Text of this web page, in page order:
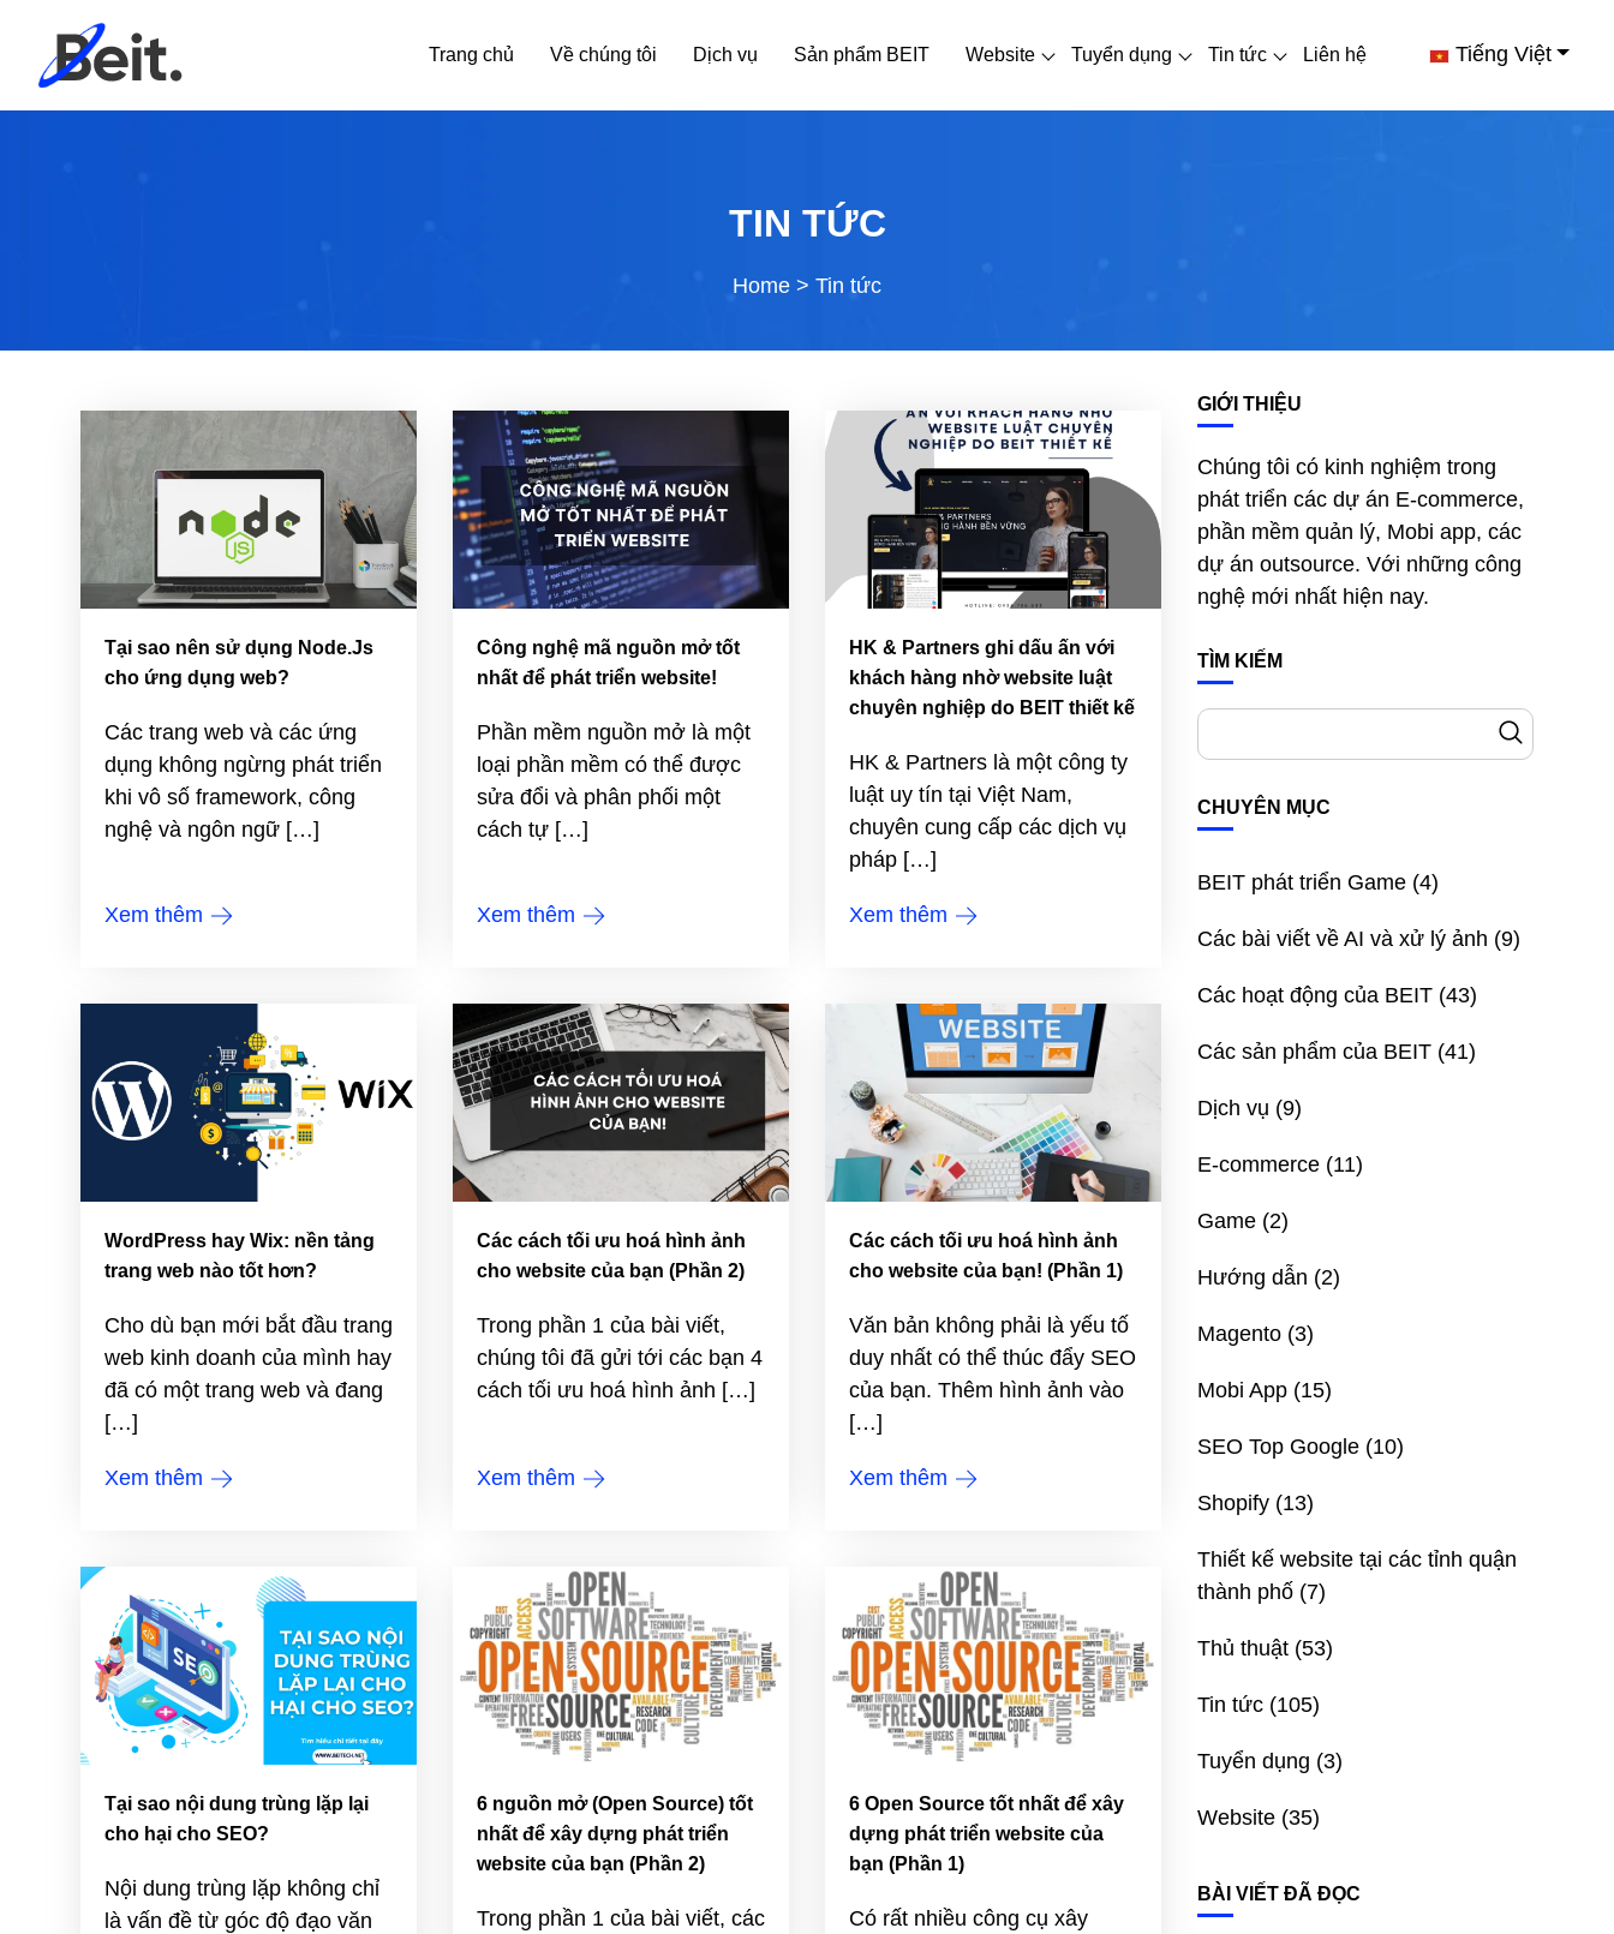
Trang chủ Về chúng tôi Dịch vụ Sản phẩm BEIT Website Tuyển dụng Tin tức Liên hệ Tiếng Việt
Home > Tin tức
TIN TỨC
Tại sao nên sử dụng Node.Js
cho ứng dụng web?
Các trang web và các ứng
dụng không ngừng phát triển
khi vô số framework, công
nghệ và ngôn ngữ […]
Xem thêm
Công nghệ mã nguồn mở tốt
nhất để phát triển website!
Phần mềm nguồn mở là một
loại phần mềm có thể được
sửa đổi và phân phối một
cách tự […]
Xem thêm
HK & Partners ghi dấu ấn với
khách hàng nhờ website luật
chuyên nghiệp do BEIT thiết kế
HK & Partners là một công ty
luật uy tín tại Việt Nam,
chuyên cung cấp các dịch vụ
pháp […]
Xem thêm
WordPress hay Wix: nền tảng
trang web nào tốt hơn?
Cho dù bạn mới bắt đầu trang
web kinh doanh của mình hay
đã có một trang web và đang
[…]
Xem thêm
Các cách tối ưu hoá hình ảnh
cho website của bạn (Phần 2)
Trong phần 1 của bài viết,
chúng tôi đã gửi tới các bạn 4
cách tối ưu hoá hình ảnh […]
Xem thêm
Các cách tối ưu hoá hình ảnh
cho website của bạn! (Phần 1)
Văn bản không phải là yếu tố
duy nhất có thể thúc đẩy SEO
của bạn. Thêm hình ảnh vào
[…]
Xem thêm
Tại sao nội dung trùng lặp lại
cho hại cho SEO?
Nội dung trùng lặp không chỉ
là vấn đề từ góc độ đạo văn
6 nguồn mở (Open Source) tốt
nhất để xây dựng phát triển
website của bạn (Phần 2)
Trong phần 1 của bài viết, các
6 Open Source tốt nhất để xây
dựng phát triển website của
bạn (Phần 1)
Có rất nhiều công cụ xây
GIỚI THIỆU
Chúng tôi có kinh nghiệm trong
phát triển các dự án E-commerce,
phần mềm quản lý, Mobi app, các
dự án outsource. Với những công
nghệ mới nhất hiện nay.
TÌM KIẾM
CHUYÊN MỤC
BEIT phát triển Game (4)
Các bài viết về AI và xử lý ảnh (9)
Các hoạt động của BEIT (43)
Các sản phẩm của BEIT (41)
Dịch vụ (9)
E-commerce (11)
Game (2)
Hướng dẫn (2)
Magento (3)
Mobi App (15)
SEO Top Google (10)
Shopify (13)
Thiết kế website tại các tỉnh quận
thành phố (7)
Thủ thuật (53)
Tin tức (105)
Tuyển dụng (3)
Website (35)
BÀI VIẾT ĐÃ ĐỌC